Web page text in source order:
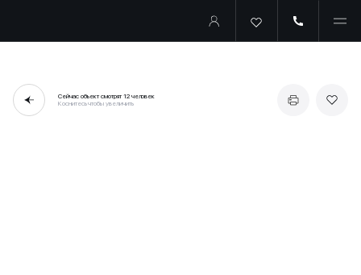
Сейчас объект смотрят12 человек
Коснитесь чтобы увеличить